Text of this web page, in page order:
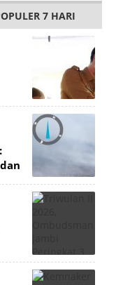
7 HARI